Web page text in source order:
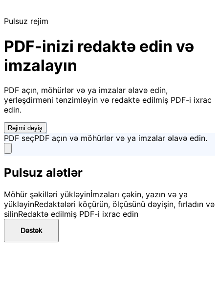
Pulsuz rejim
PDF-inizi redaktə edin və
imzalayın
PDF açın, möhürlər və ya imzalar əlavə edin,
yerləşdirməni tənzimləyin və redaktə edilmiş PDF-i ixrac
edin.
Rejimi dəyiş
PDF seçPDF açın və möhürlər və ya imzalar əlavə edin.
Pulsuz alətlər
Möhür şəkilləri yükləyinİmzaları çəkin, yazın və ya
yükləyinRedaktələri köçürün, ölçüsünü dəyişin, fırladın və
silinRedaktə edilmiş PDF-i ixrac edin
Dəstək